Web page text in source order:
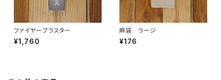
ファイヤーブラスター
¥1,760
麻袋 ラージ
¥176